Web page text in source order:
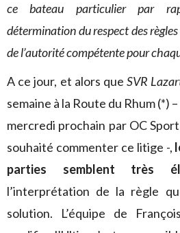
ce bateau particulier par
détermination du respect des
de l’autorité compétente pour
A ce jour, et alors queSVR
semaine à la Route du Rhum (*)
mercredi prochain par OC
souhaité commenter ce litige -,
parties semblent très
l’interprétation de la règle
solution. L’équipe de